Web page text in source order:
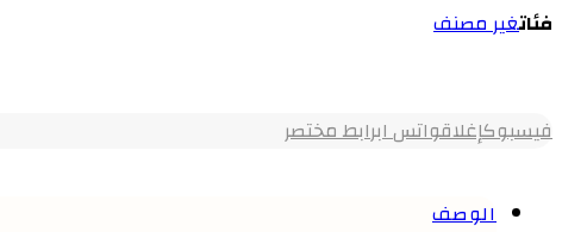
فئاتغير مصنف
فيسبوكإغلاقواتس ابرابط مختصر
الوصف